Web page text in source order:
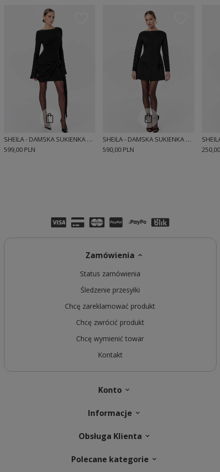
SHEILA - DAMSKA SUKIENKA CZARNA DZIANINOWA Z DŁUGIM ROZKLOSZOWANYM RĘKAWEM MINI 'BEATRICE'
599,00 PLN
SHEILA - DAMSKA SUKIENKA CZARNA MINI Z DŁUGIMI RĘKAWAMI 'NELINDA'
590,00 PLN
Zamówienia
Status zamówienia
Śledzenie przesyłki
Chcę zareklamować produkt
Chcę zwrócić produkt
Chcę wymienić towar
Kontakt
Konto
Informacje
Obsługa Klienta
Polecane kategorie